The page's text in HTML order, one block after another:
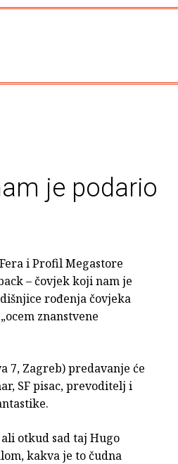
je podario
i Profil Megastore
– čovjek koji nam je
rođenja čovjeka
znanstvene
7, Zagreb) predavanje će
SF pisac, prevoditelj i
ali otkud sad taj Hugo
kakva je to čudna